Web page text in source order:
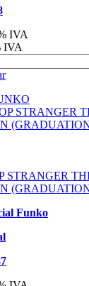
IVA
IVA
STRANGER
Funko